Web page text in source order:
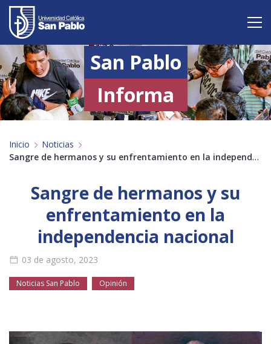
Vive San Pablo
Admisión
Carreras
Postgrado
Investigación
Servicio y proyección a la sociedad
Alumnos Profesores
Público general
Licenciamiento
San Pablo
Informa
Inicio Noticias
Sangre de hermanos y su enfrentamiento en la independencia nacional
Sangre de hermanos y su
enfrentamiento en la
independencia nacional
03 de agosto, 2023
Noticias San Pablo Opinión